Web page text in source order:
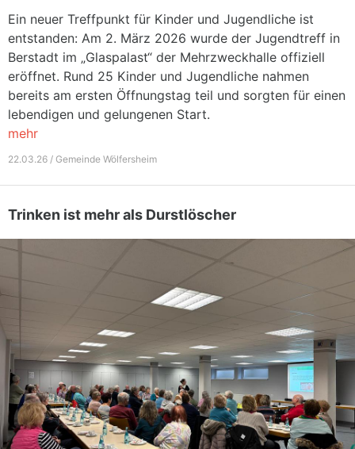
Ein neuer Treffpunkt für Kinder und Jugendliche ist
entstanden: Am 2. März 2026 wurde der Jugendtreff in
Berstadt im „Glaspalast“ der Mehrzweckhalle offiziell
eröffnet. Rund 25 Kinder und Jugendliche nahmen
bereits am ersten Öffnungstag teil und sorgten für einen
lebendigen und gelungenen Start.
mehr
22.03.26 / Gemeinde Wölfersheim
Trinken ist mehr als Durstlöscher